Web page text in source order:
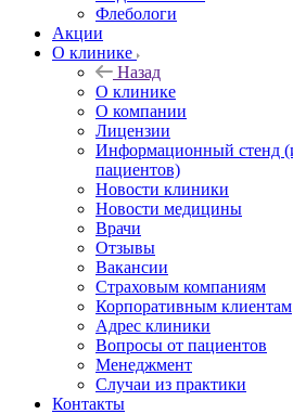
Флебологи
Акции
О клинике
Назад
О клинике
О компании
Лицензии
Информационный стенд
пациентов)
Новости клиники
Новости медицины
Врачи
Отзывы
Вакансии
Страховым компаниям
Корпоративным клиентам
Адрес клиники
Вопросы от пациентов
Менеджмент
Случаи из практики
Контакты